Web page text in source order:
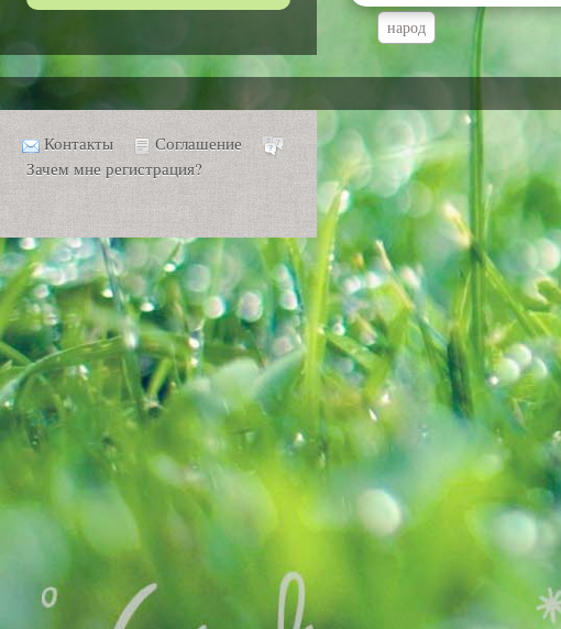
народ
Контакты
Соглашение
Зачем мне регистрация?